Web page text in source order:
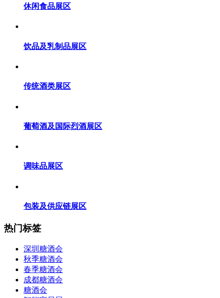
休闲食品展区
饮品及乳制品展区
传统酒类展区
葡萄酒及国际烈酒展区
调味品展区
包装及供应链展区
热门标签
深圳糖酒会
秋季糖酒会
春季糖酒会
成都糖酒会
糖酒会